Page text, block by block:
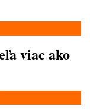
viac ako